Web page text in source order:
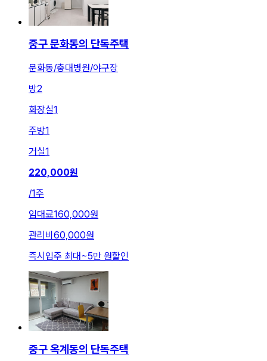
중구 문화동의 단독주택
문화동/충대병원/야구장
방2
화장실1
주방1
거실1
220,000원
/1주
임대료160,000원
관리비 60,000원
즉시입주 최대~5만 원할인
중구 옥계동의 단독주택